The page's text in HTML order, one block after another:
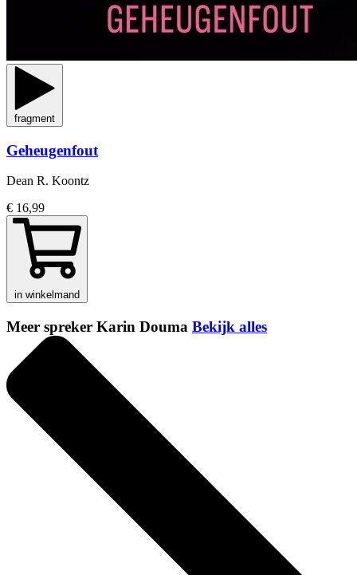
fragment
Geheugenfout
Dean R. Koontz
€ 16,99
in winkelmand
Meer spreker Karin Douma Bekijk alles